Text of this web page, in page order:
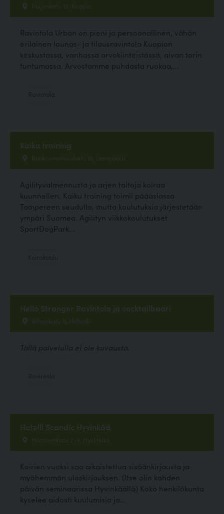
Puijonkatu 15, Kuopio
Ravintola Urban on pieni ja persoonallinen, vähän
erilainen lounas- ja tilausravintola Kuopion
keskustassa, vanhassa arvokiinteistössä, aivan torin
tuntumassa. Arvostamme puhdasta ruokaa,...
Kaiku training
Ruokosmetsänkatu 12, Lempäälä
Agilityvalmennusta ja arjen taitoja koiraa
kuunnellen. Kaiku training toimii pääasiassa
Tampereen seudulla, mutta koulutuksia järjestetään
ympäri Suomea. Agilityn viikkokoulutukset
SportDogPark...
Hello Stranger Ravintola ja cocktailbaari
Vilhonkatu 6, Helsinki
Tällä palvelulla ei ole kuvausta.
Hotelli Scandic Hyvinkää
Hämeenkatu 2-4, Hyvinkää
Koirien vuoksi saa aikaistettua sisäänkirjausta ja
myöhemmän uloskirjauksen. (Itse olin kahden
päivän seminaarissa Hyvinkäällä) Koko henkilökunta
kyselee aidosti kuulumisia ja...